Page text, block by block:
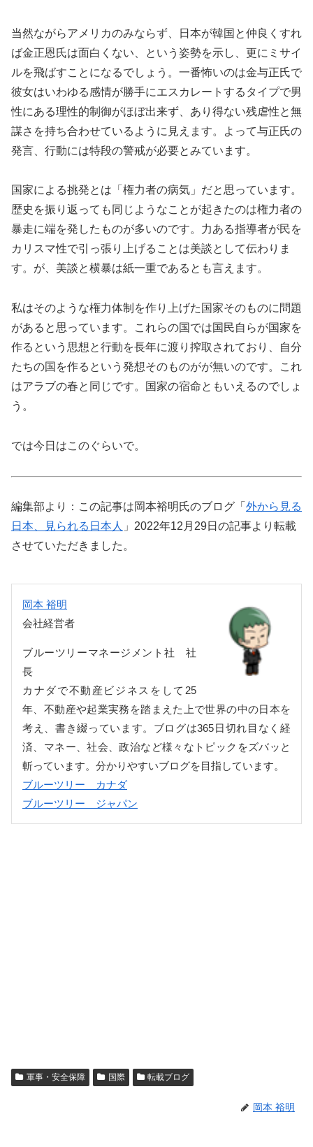
当然ながらアメリカのみならず、日本が韓国と仲良くすれ
ば金正恩氏は面白くない、という姿勢を示し、更にミサイ
ルを飛ばすことになるでしょう。一番怖いのは金与正氏で
彼女はいわゆる感情が勝手にエスカレートするタイプで男
性にある理性的制御がほぼ出来ず、あり得ない残虐性と無
謀さを持ち合わせているように見えます。よって与正氏の
発言、行動には特段の警戒が必要とみています。
国家による挑発とは「権力者の病気」だと思っています。
歴史を振り返っても同じようなことが起きたのは権力者の
暴走に端を発したものが多いのです。力ある指導者が民を
カリスマ性で引っ張り上げることは美談として伝わりま
す。が、美談と横暴は紙一重であるとも言えます。
私はそのような権力体制を作り上げた国家そのものに問題
があると思っています。これらの国では国民自らが国家を
作るという思想と行動を長年に渡り搾取されており、自分
たちの国を作るという発想そのものがが無いのです。これ
はアラブの春と同じです。国家の宿命ともいえるのでしょ
う。
では今日はこのぐらいで。
編集部より：この記事は岡本裕明氏のブログ「 外から見る
日本、見られる日本人 」2022年12月29日の記事より転載
させていただきました。
岡本 裕明
会社経営者
ブルーツリーマネージメント社 社
長
カナダで不動産ビジネスをして25
年、不動産や起業実務を踏まえた上で世界の中の日本を
考え、書き綴っています。ブログは365日切れ目なく経
済、マネー、社会、政治など様々なトピックをズバッと
斬っています。分かりやすいブログを目指しています。
ブルーツリー カナダ
ブルーツリー ジャパン
軍事・安全保障 国際 転載ブログ
岡本 裕明